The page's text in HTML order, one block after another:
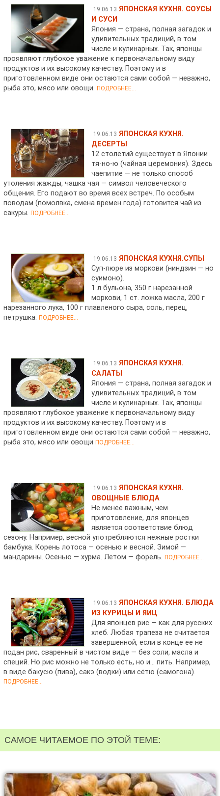
19.06.13 ЯПОНСКАЯ КУХНЯ. СОУСЫ
И СУСИ
Япония — страна, полная загадок и
удивительных традиций, в том
числе и кулинарных. Так, японцы
проявляют глубокое уважение к первоначальному виду
продуктов и их высокому качеству. Поэтому и в
приготовленном виде они остаются сами собой — неважно,
рыба это, мясо или овощи.ПОДРОБНЕЕ...
19.06.13 ЯПОНСКАЯ КУХНЯ.
ДЕСЕРТЫ
12 столетий существует в Японии
тя-но-ю (чайная церемония). Здесь
чаепитие — не только способ
утоления жажды, чашка чая — символ человеческого
общения. Его подают во время всех встреч. По особым
поводам (помолвка, смена времен года) готовится чай из
сакуры.ПОДРОБНЕЕ...
19.06.13 ЯПОНСКАЯ КУХНЯ.СУПЫ
Суп-пюре из моркови (ниндзин — но
суимоно).
1 л бульона, 350 г нарезанной
моркови, 1 ст. ложка масла, 200 г
нарезанного лука, 100 г плавленого сыра, соль, перец,
петрушка.ПОДРОБНЕЕ...
19.06.13 ЯПОНСКАЯ КУХНЯ.
САЛАТЫ
Япония — страна, полная загадок и
удивительных традиций, в том
числе и кулинарных. Так, японцы
проявляют глубокое уважение к первоначальному виду
продуктов и их высокому качеству. Поэтому и в
приготовленном виде они остаются сами собой — неважно,
рыба это, мясо или овощиПОДРОБНЕЕ...
19.06.13 ЯПОНСКАЯ КУХНЯ.
ОВОЩНЫЕ БЛЮДА
Не менее важным, чем
приготовление, для японцев
является соответствие блюд
сезону. Например, весной употребляются нежные ростки
бамбука. Корень лотоса — осенью и весной. Зимой —
мандарины. Осенью — хурма. Летом — форель.ПОДРОБНЕЕ...
19.06.13 ЯПОНСКАЯ КУХНЯ. БЛЮДА
ИЗ КУРИЦЫ И ЯИЦ
Для японцев рис — как для русских
хлеб. Любая трапеза не считается
завершенной, если в конце ее не
подан рис, сваренный в чистом виде — без соли, масла и
специй. Но рис можно не только есть, но и… пить. Например,
в виде бакусю (пива), сакэ (водки) или сётю (самогона).
ПОДРОБНЕЕ...
САМОЕ ЧИТАЕМОЕ ПО ЭТОЙ ТЕМЕ: